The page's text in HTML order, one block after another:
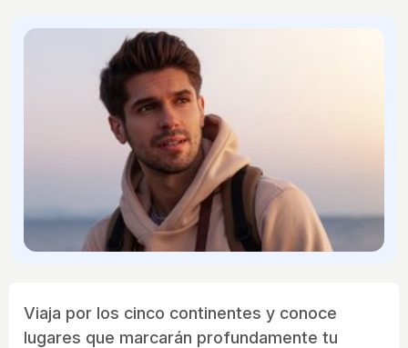
Viaja por los cinco continentes y conoce
lugares que marcarán profundamente tu